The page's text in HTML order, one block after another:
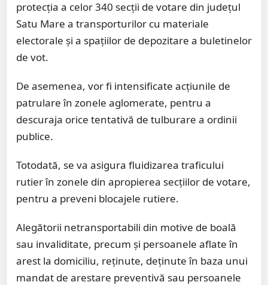
protecția a celor 340 secții de votare din județul
Satu Mare a transporturilor cu materiale
electorale și a spațiilor de depozitare a buletinelor
de vot.
De asemenea, vor fi intensificate acțiunile de
patrulare în zonele aglomerate, pentru a
descuraja orice tentativă de tulburare a ordinii
publice.
Totodată, se va asigura fluidizarea traficului
rutier în zonele din apropierea secțiilor de votare,
pentru a preveni blocajele rutiere.
Alegătorii netransportabili din motive de boală
sau invaliditate, precum și persoanele aflate în
arest la domiciliu, reținute, deținute în baza unui
mandat de arestare preventivă sau persoanele